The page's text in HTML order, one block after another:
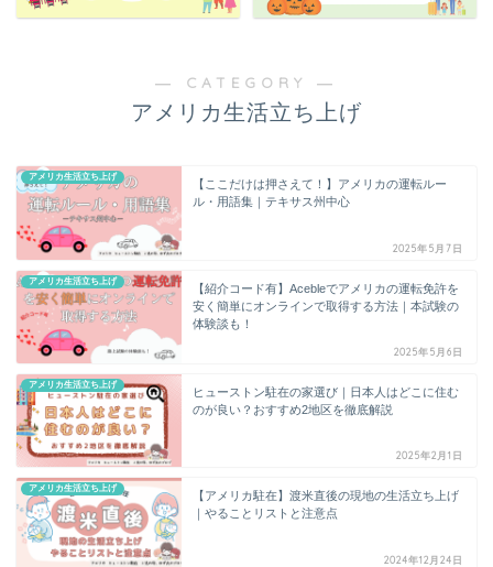
― CATEGORY ―
アメリカ生活立ち上げ
アメリカ生活立ち上げ
【ここだけは押さえて！】アメリカの運転ルー
ル・用語集｜テキサス州中心
2025年5月7日
アメリカ生活立ち上げ
【紹介コード有】Acebleでアメリカの運転免許を
安く簡単にオンラインで取得する方法｜本試験の
体験談も！
2025年5月6日
アメリカ生活立ち上げ
ヒューストン駐在の家選び｜日本人はどこに住む
のが良い？おすすめ2地区を徹底解説
2025年2月1日
アメリカ生活立ち上げ
【アメリカ駐在】渡米直後の現地の生活立ち上げ
｜やることリストと注意点
2024年12月24日